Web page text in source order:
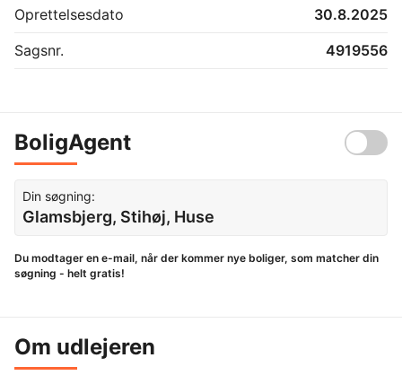
Oprettelsesdato
30.8.2025
Sagsnr.
4919556
BoligAgent
Din søgning:
Glamsbjerg, Stihøj, Huse
Du modtager en e-mail, når der kommer nye boliger, som matcher din
søgning - helt gratis!
Om udlejeren